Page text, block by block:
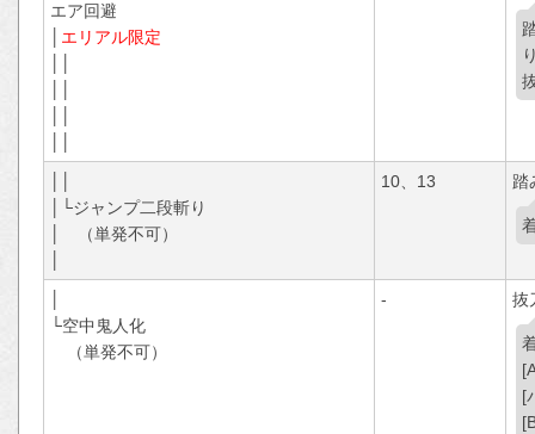
エア回避
エリアル限定
│└ジャンプ二段斬り
│ （単発不可）
10、13 踏
└空中鬼人化
（単発不可）
- 抜
[